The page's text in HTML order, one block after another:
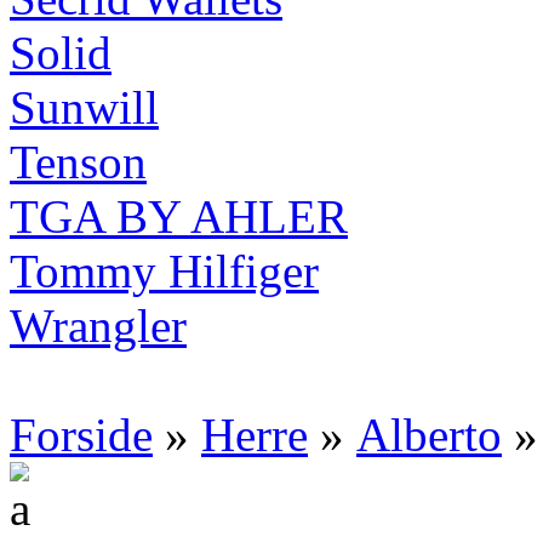
Solid
Sunwill
Tenson
TGA BY AHLER
Tommy Hilfiger
Wrangler
Forside » Herre » Alberto